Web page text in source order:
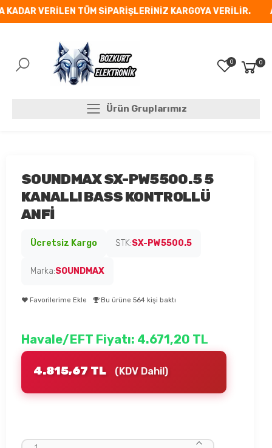
VERİLEN TÜM SİPARİŞLERİNİZ KARGOYA VERİLİR.
Mobil Menü
0 0
Ürün Gruplarımız
Ürün Gruplarımız
SOUNDMAX SX-PW5500.5 5
KANALLI BASS KONTROLLÜ
ANFİ
Ücretsiz Kargo STK:SX-PW5500.5
Marka:SOUNDMAX
Favorilerime Ekle Bu ürüne 564 kişi baktı
Havale/EFT Fiyatı: 4.671,20 TL
4.815,67 TL (KDV Dahil)